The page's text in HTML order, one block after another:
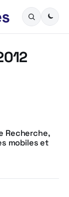
Recherche,
mobiles et